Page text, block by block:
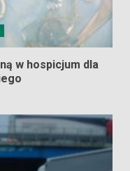
w hospicjum dla